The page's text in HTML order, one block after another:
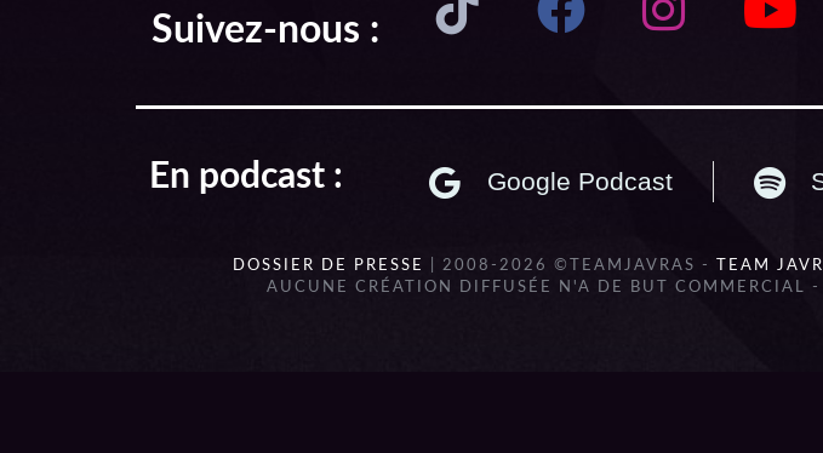
Suivez-nous :
En podcast : Google Podcast
DOSSIER DE PRESSE | 2008-2026 ©TEAMJAVRAS - TEAM
AUCUNE CRÉATION DIFFUSÉE N'A DE BUT COMMERCIAL